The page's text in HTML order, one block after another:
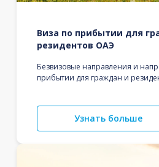
Виза по прибытии для
резидентов ОАЭ
Безвизовые направления и
прибытии для граждан и
Узнать больше